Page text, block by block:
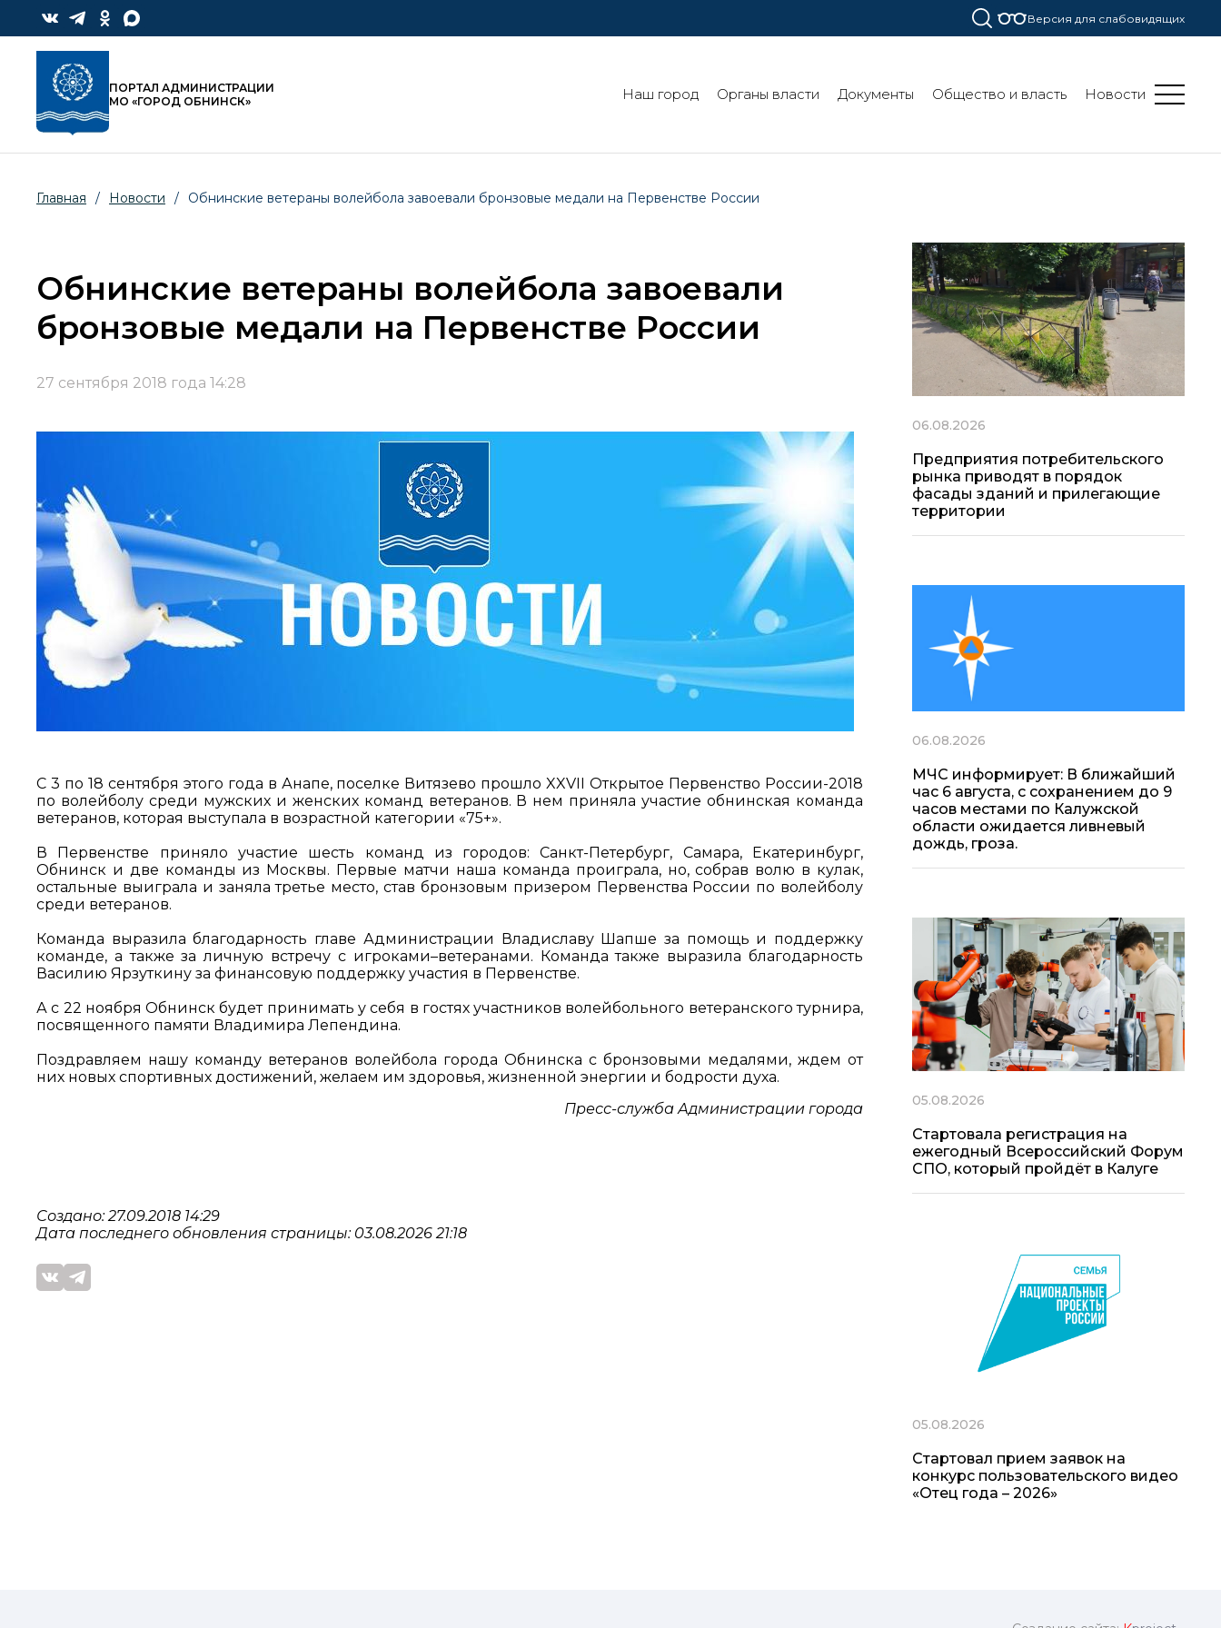
Версия для слабовидящих
ПОРТАЛ АДМИНИСТРАЦИИ
МО «ГОРОД ОБНИНСК»
Наш город Органы власти Документы Общество и власть Новости
Главная / Новости / Обнинские ветераны волейбола завоевали бронзовые медали на Первенстве России
Обнинские ветераны волейбола завоевали
бронзовые медали на Первенстве России
27 сентября 2018 года 14:28
С 3 по 18 сентября этого года в Анапе, поселке Витязево прошло XXVII Открытое Первенство России-2018
по волейболу среди мужских и женских команд ветеранов. В нем приняла участие обнинская команда
ветеранов, которая выступала в возрастной категории «75+».
В Первенстве приняло участие шесть команд из городов: Санкт-Петербург, Самара, Екатеринбург,
Обнинск и две команды из Москвы. Первые матчи наша команда проиграла, но, собрав волю в кулак,
остальные выиграла и заняла третье место, став бронзовым призером Первенства России по волейболу
среди ветеранов.
Команда выразила благодарность главе Администрации Владиславу Шапше за помощь и поддержку
команде, а также за личную встречу с игроками–ветеранами. Команда также выразила благодарность
Василию Ярзуткину за финансовую поддержку участия в Первенстве.
А с 22 ноября Обнинск будет принимать у себя в гостях участников волейбольного ветеранского турнира,
посвященного памяти Владимира Лепендина.
Поздравляем нашу команду ветеранов волейбола города Обнинска с бронзовыми медалями, ждем от
них новых спортивных достижений, желаем им здоровья, жизненной энергии и бодрости духа.
Пресс-служба Администрации города
Создано: 27.09.2018 14:29
Дата последнего обновления страницы: 03.08.2026 21:18
06.08.2026
Предприятия потребительского
рынка приводят в порядок
фасады зданий и прилегающие
территории
06.08.2026
МЧС информирует: В ближайший
час 6 августа, с сохранением до 9
часов местами по Калужской
области ожидается ливневый
дождь, гроза.
05.08.2026
Стартовала регистрация на
ежегодный Всероссийский Форум
СПО, который пройдёт в Калуге
05.08.2026
Стартовал прием заявок на
конкурс пользовательского видео
«Отец года – 2026»